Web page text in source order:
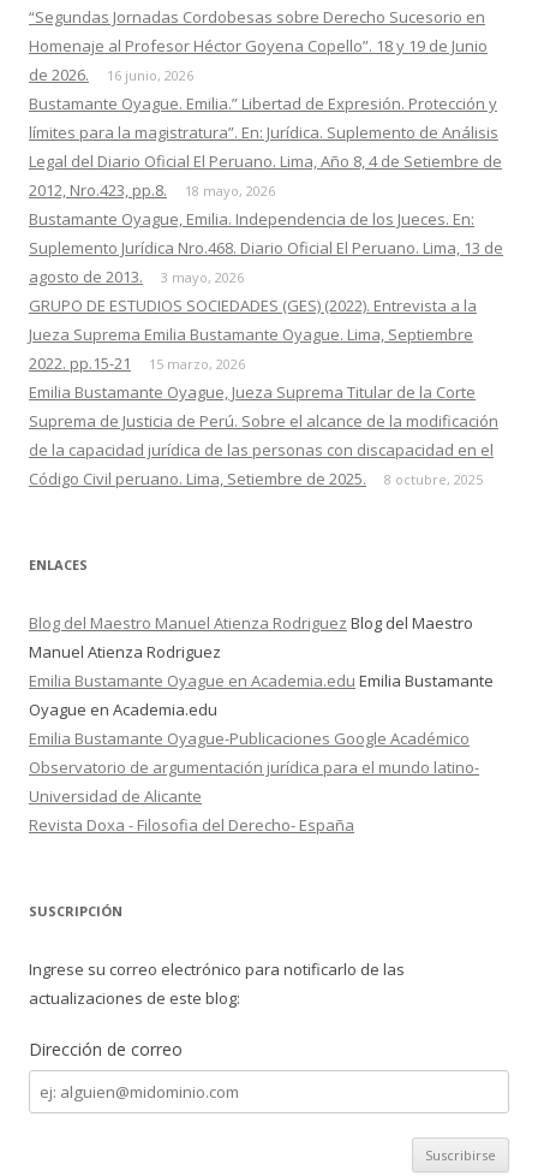
“Segundas Jornadas Cordobesas sobre Derecho Sucesorio en
Homenaje al Profesor Héctor Goyena Copello”. 18 y 19 de Junio
de 2026.
16 junio, 2026
Bustamante Oyague. Emilia.” Libertad de Expresión. Protección y
límites para la magistratura”. En: Jurídica. Suplemento de Análisis
Legal del Diario Oficial El Peruano. Lima, Año 8, 4 de Setiembre de
2012, Nro.423, pp.8.
18 mayo, 2026
Bustamante Oyague, Emilia. Independencia de los Jueces. En:
Suplemento Jurídica Nro.468. Diario Oficial El Peruano. Lima, 13 de
agosto de 2013.
3 mayo, 2026
GRUPO DE ESTUDIOS SOCIEDADES (GES) (2022). Entrevista a la
Jueza Suprema Emilia Bustamante Oyague. Lima, Septiembre
2022. pp.15-21
15 marzo, 2026
Emilia Bustamante Oyague, Jueza Suprema Titular de la Corte
Suprema de Justicia de Perú. Sobre el alcance de la modificación
de la capacidad jurídica de las personas con discapacidad en el
Código Civil peruano. Lima, Setiembre de 2025.
8 octubre, 2025
ENLACES
Blog del Maestro Manuel Atienza Rodriguez Blog del Maestro
Manuel Atienza Rodriguez
Emilia Bustamante Oyague en Academia.edu Emilia Bustamante
Oyague en Academia.edu
Emilia Bustamante Oyague-Publicaciones Google Académico
Observatorio de argumentación jurídica para el mundo latino-
Universidad de Alicante
Revista Doxa - Filosofia del Derecho- España
SUSCRIPCIÓN
Ingrese su correo electrónico para notificarlo de las
actualizaciones de este blog:
Dirección de correo
Dirección
de
correo